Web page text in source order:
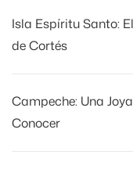
Isla Espíritu Santo:
de Cortés
Campeche: Una
Conocer